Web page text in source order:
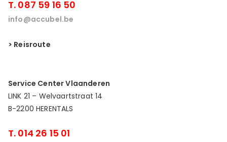
T. 087 59 16 50
info@accubel.be
> Reisroute
Service Center Vlaanderen
LINK 21 – Welvaartstraat 14
B-2200 HERENTALS
T. 014 26 15 01